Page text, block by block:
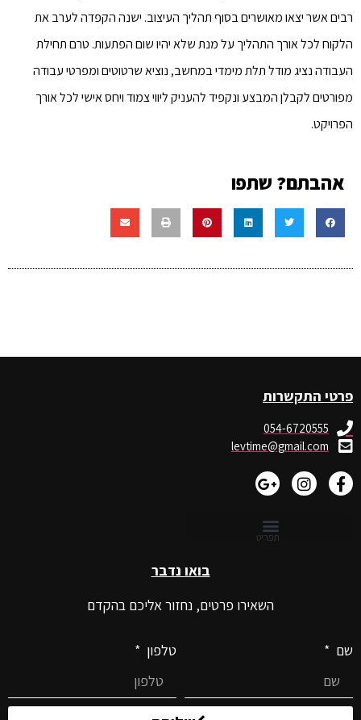
רבים אשר יצאו מאושרים בסוף תהליך העיצוב. ישנה הקפדה לערב את
הלקוח לכל אורך התהליך על מנת שלא יהיו שום הפתעות. טרם תחילת
העבודה נציג מודל תלת מימדי במחשב, נוציא שרטוטים ומפרטי עבודה
מפורטים לקבלן המבצע ונקפיד להעניק ליווי צמוד ויחס אישי לכל אורך
הפרויקט.
אהבתם? שתפו
פרטי התקשרות
054-6720555
levtime@gmail.com
בואו נדבר
השאירו פרטים, נחזור אליכם בהקדם
שם טלפון